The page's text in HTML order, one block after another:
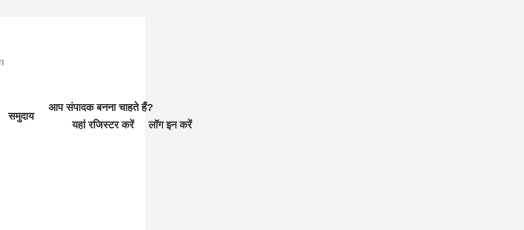
समुदाय
आप संपादक बनना चाहते हैं?
यहां रजिस्टर करें
लॉग इन करें